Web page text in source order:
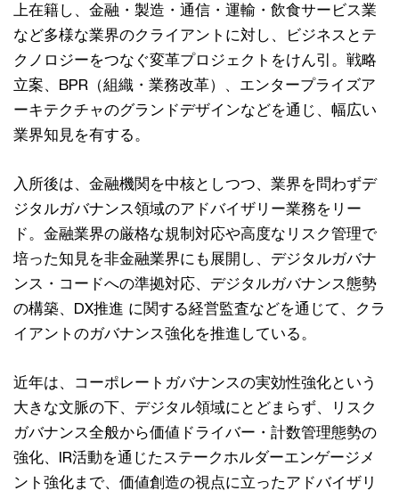
上在籍し、金融・製造・通信・運輸・飲食サービス業
など多様な業界のクライアントに対し、ビジネスとテ
クノロジーをつなぐ変革プロジェクトをけん引。戦略
立案、BPR（組織・業務改革）、エンタープライズア
ーキテクチャのグランドデザインなどを通じ、幅広い
業界知見を有する。
入所後は、金融機関を中核としつつ、業界を問わずデ
ジタルガバナンス領域のアドバイザリー業務をリー
ド。金融業界の厳格な規制対応や高度なリスク管理で
培った知見を非金融業界にも展開し、デジタルガバナ
ンス・コードへの準拠対応、デジタルガバナンス態勢
の構築、DX推進 に関する経営監査などを通じて、クラ
イアントのガバナンス強化を推進している。
近年は、コーポレートガバナンスの実効性強化という
大きな文脈の下、デジタル領域にとどまらず、リスク
ガバナンス全般から価値ドライバー・計数管理態勢の
強化、IR活動を通じたステークホルダーエンゲージメ
ント強化まで、価値創造の視点に立ったアドバイザリ